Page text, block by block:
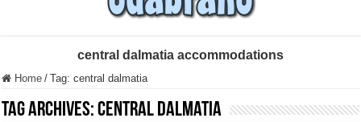
central dalmatia accommodations
Home / Tag:central dalmatia
Tag Archives:central dalmatia